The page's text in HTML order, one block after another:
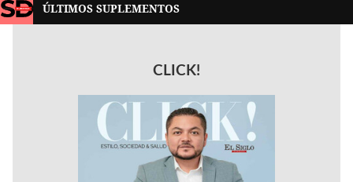
ÚLTIMOS SUPLEMENTOS
CLICK!